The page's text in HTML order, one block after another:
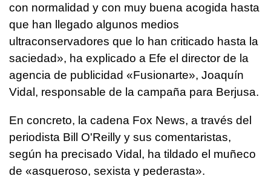
con normalidad y con muy buena acogida hasta
que han llegado algunos medios
ultraconservadores que lo han criticado hasta la
saciedad», ha explicado a Efe el director de la
agencia de publicidad «Fusionarte», Joaquín
Vidal, responsable de la campaña para Berjusa.
En concreto, la cadena Fox News, a través del
periodista Bill O'Reilly y sus comentaristas,
según ha precisado Vidal, ha tildado el muñeco
de «asqueroso, sexista y pederasta».